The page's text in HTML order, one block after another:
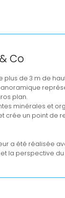
Co
plus de 3 m de
plan.
minérales et
crée un point de
a été réalisée
la perspective du